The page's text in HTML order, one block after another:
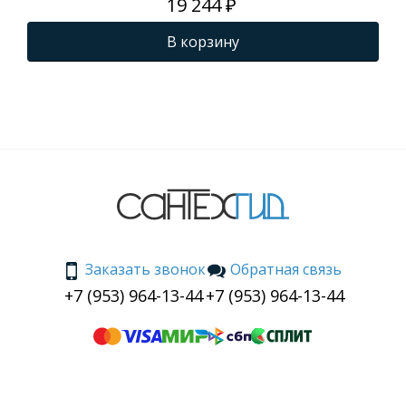
19 244 ₽
В корзину
Заказать звонок
+7 (953) 964-13-44
Обратная связь
+7 (953) 964-13-44